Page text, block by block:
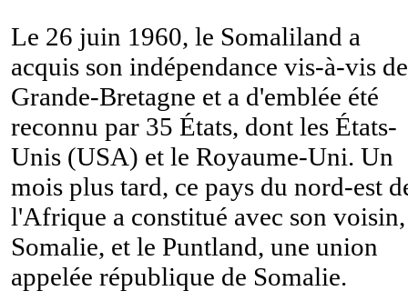
Le 26 juin 1960, le Somaliland a
acquis son indépendance vis-à-vis
Grande-Bretagne et a d'emblée été
reconnu par 35 États, dont les États-
Unis (USA) et le Royaume-Uni. Un
mois plus tard, ce pays du nord-est
l'Afrique a constitué avec son
Somalie, et le Puntland, une union
appelée république de Somalie.